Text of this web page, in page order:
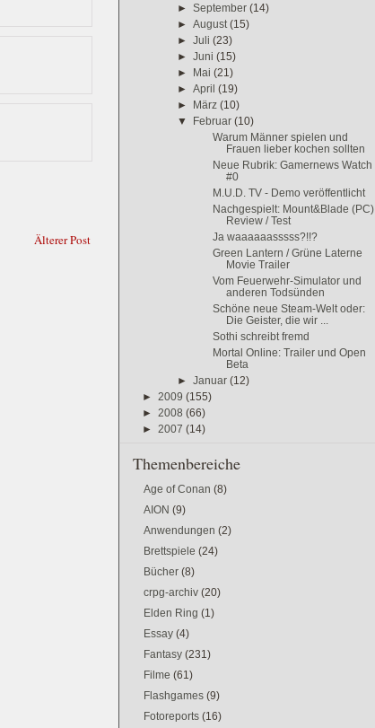
Älterer Post
► September(14)
► August(15)
►
Juli(23)
►
Juni(15)
► Mai(21)
► April(19)
► März(10)
▼ Februar(10)
Warum Männer spielen und
Frauen lieber kochen sollten
Neue Rubrik: Gamernews Watch
#0
M.U.D. TV - Demo veröffentlicht
Nachgespielt: Mount&Blade (PC)
Review / Test
Ja waaaaaasssss?!!?
Green Lantern / Grüne Laterne
Movie Trailer
Vom Feuerwehr-Simulator und
anderen Todsünden
Schöne neue Steam-Welt oder:
Die Geister, die wir ...
Sothi schreibt fremd
Mortal Online: Trailer und Open
Beta
►
Januar(12)
► 2009 (155)
► 2008 (66)
► 2007 (14)
Themenbereiche
Age of Conan (8)
AION (9)
Anwendungen (2)
Brettspiele (24)
Bücher (8)
crpg-archiv (20)
Elden Ring (1)
Essay (4)
Fantasy (231)
Filme (61)
Flashgames (9)
Fotoreports (16)